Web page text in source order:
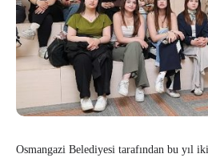
Osmangazi Belediyesi tarafından bu yıl